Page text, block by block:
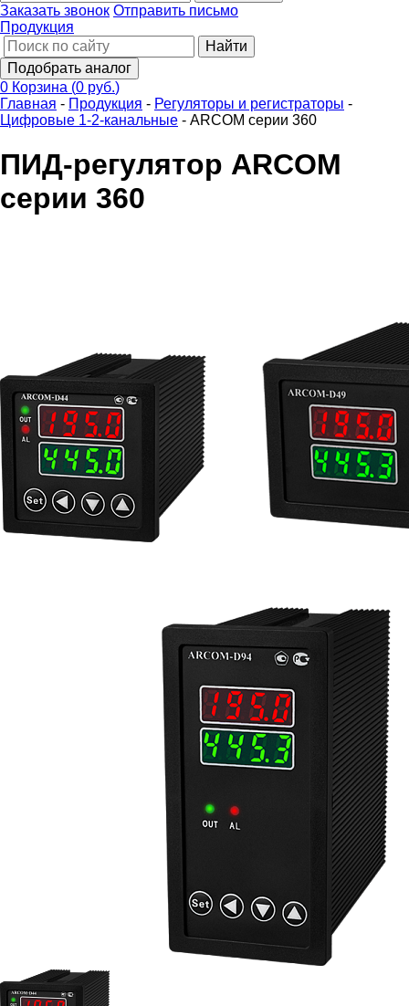
Заказать звонок Отправить письмо
Продукция
Найти
Подобрать аналог
0 Корзина (0 руб.)
Главная - Продукция - Регуляторы и регистраторы -
Цифровые 1-2-канальные - ARCOM серии 360
ПИД-регулятор ARCOM
серии 360